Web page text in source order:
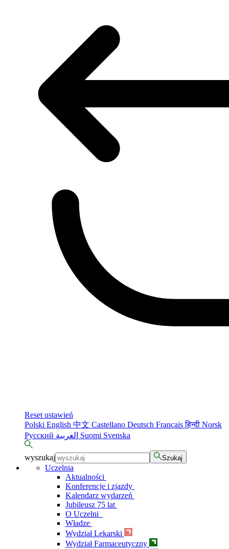
Reset ustawień
Polski English 中文 Castellano Deutsch Françaisहिन्दी Norsk
Русский
Suomi Svenska
wyszukaj Szukaj
Uczelnia
Aktualności
Konferencje i zjazdy
Kalendarz wydarzeń
Jubileusz 75 lat
O Uczelni
Władze
Wydział Lekarski
Wydział Farmaceutyczny